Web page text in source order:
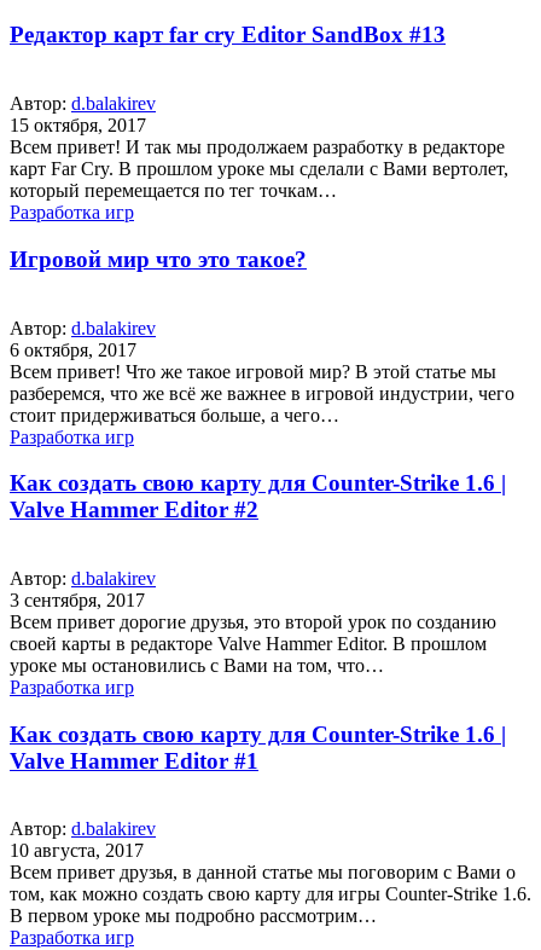
Редактор карт far cry Editor SandBox #13
Автор: d.balakirev
15 октября, 2017
Всем привет! И так мы продолжаем разработку в редакторе
карт Far Cry. В прошлом уроке мы сделали с Вами вертолет,
который перемещается по тег точкам…
Разработка игр
Игровой мир что это такое?
Автор: d.balakirev
6 октября, 2017
Всем привет! Что же такое игровой мир? В этой статье мы
разберемся, что же всё же важнее в игровой индустрии, чего
стоит придерживаться больше, а чего…
Разработка игр
Как создать свою карту для Counter-Strike 1.6 |
Valve Hammer Editor #2
Автор: d.balakirev
3 сентября, 2017
Всем привет дорогие друзья, это второй урок по созданию
своей карты в редакторе Valve Hammer Editor. В прошлом
уроке мы остановились с Вами на том, что…
Разработка игр
Как создать свою карту для Counter-Strike 1.6 |
Valve Hammer Editor #1
Автор: d.balakirev
10 августа, 2017
Всем привет друзья, в данной статье мы поговорим с Вами о
том, как можно создать свою карту для игры Counter-Strike 1.6.
В первом уроке мы подробно рассмотрим…
Разработка игр